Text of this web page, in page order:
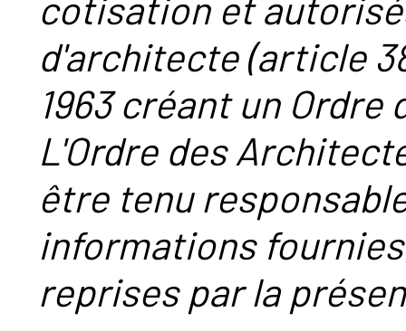
d'architecte (article
1963 créant un
L'Ordre des
être tenu
informations
reprises par la